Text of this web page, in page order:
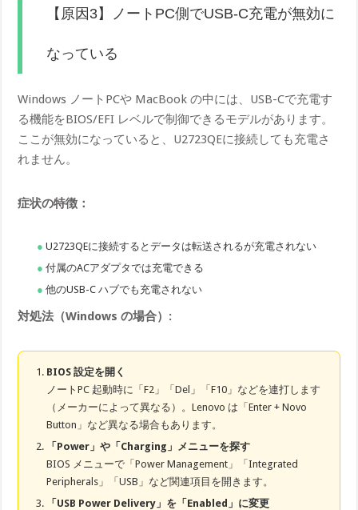
【原因3】ノートPC側でUSB-C充電が無効に
なっている
Windows ノートPCや MacBook の中には、USB-Cで充電す
る機能をBIOS/EFI レベルで制御できるモデルがあります。
ここが無効になっていると、U2723QEに接続しても充電さ
れません。
症状の特徴：
U2723QEに接続するとデータは転送されるが充電されない
付属のACアダプタでは充電できる
他のUSB-C ハブでも充電されない
対処法（Windows の場合）:
BIOS 設定を開く
ノートPC 起動時に「F2」「Del」「F10」などを連打します
（メーカーによって異なる）。Lenovo は「Enter + Novo
Button」など異なる場合もあります。
「Power」や「Charging」メニューを探す
BIOS メニューで「Power Management」「Integrated
Peripherals」「USB」など関連項目を開きます。
「USB Power Delivery」を「Enabled」に変更